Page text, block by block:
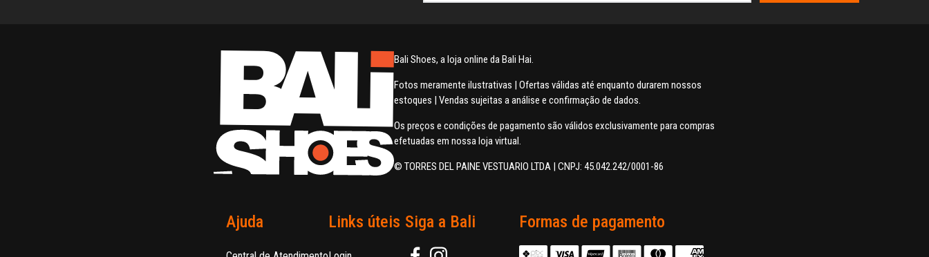
Bali Shoes, a loja online da Bali Hai.
Fotos meramente ilustrativas | Ofertas válidas até enquanto durarem nossos
estoques | Vendas sujeitas a análise e confirmação de dados.
Os preços e condições de pagamento são válidos exclusivamente para compras
efetuadas em nossa loja virtual.
© TORRES DEL PAINE VESTUARIO LTDA | CNPJ: 45.042.242/0001-86
Ajuda Links úteis Siga a Bali Formas de pagamento